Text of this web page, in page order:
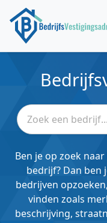
Ben je op zoek
bedrijf? Dan ben
bedrijven
vinden zoals
beschrijving,